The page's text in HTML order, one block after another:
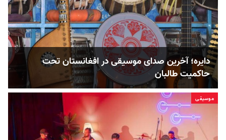
دایره؛ آخرین صدای موسیقی در افغانستان تحت
حاکمیت طالبان
موسیقی